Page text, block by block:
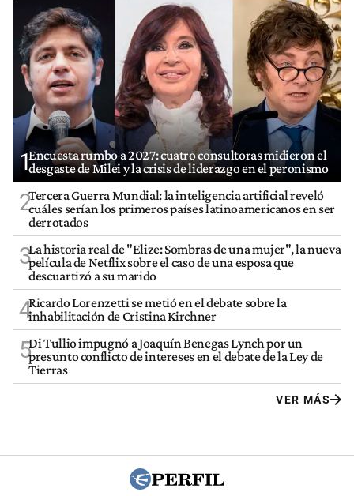
1Encuesta rumbo a 2027: cuatro consultoras midieron el
desgaste de Milei y la crisis de liderazgo en el peronismo
2Tercera Guerra Mundial: la inteligencia artificial reveló
cuáles serían los primeros países latinoamericanos en ser
derrotados
3La historia real de "Elize: Sombras de una mujer", la nueva
película de Netflix sobre el caso de una esposa que
descuartizó a su marido
4Ricardo Lorenzetti se metió en el debate sobre la
inhabilitación de Cristina Kirchner
5Di Tullio impugnó a Joaquín Benegas Lynch por un
presunto conflicto de intereses en el debate de la Ley de
Tierras
VER MÁS